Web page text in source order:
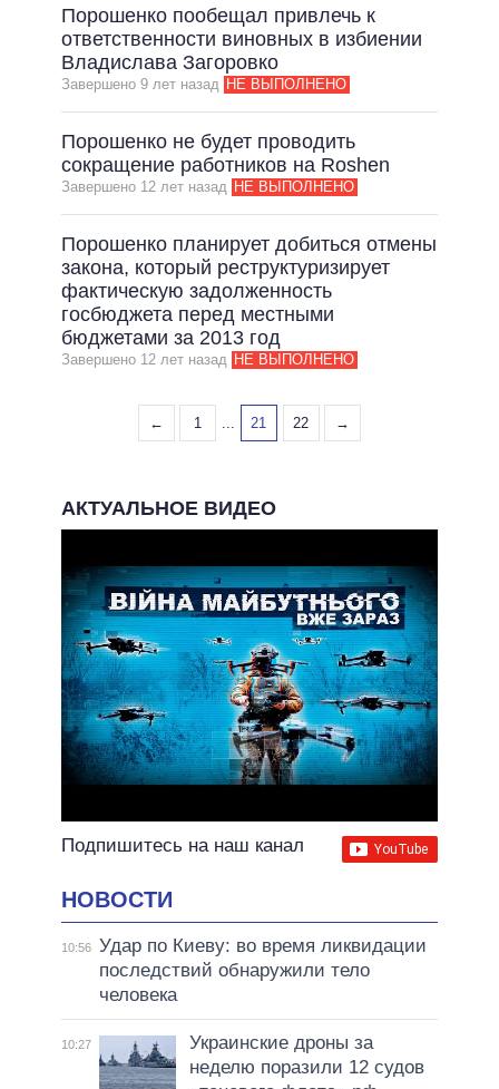
Порошенко пообещал привлечь к
ответственности виновных в избиении
Владислава Загоровко
Завершено 9 лет назад НЕ ВЫПОЛНЕНО
Порошенко не будет проводить
сокращение работников на Roshen
Завершено 12 лет назад НЕ ВЫПОЛНЕНО
Порошенко планирует добиться отмены
закона, который реструктуризирует
фактическую задолженность
госбюджета перед местными
бюджетами за 2013 год
Завершено 12 лет назад НЕ ВЫПОЛНЕНО
← 1 ... 21 22 →
АКТУАЛЬНОЕ ВИДЕО
Подпишитесь на наш канал
НОВОСТИ
10:56 Удар по Киеву: во время ликвидации
последствий обнаружили тело
человека
10:27
Украинские дроны за
неделю поразили 12 судов